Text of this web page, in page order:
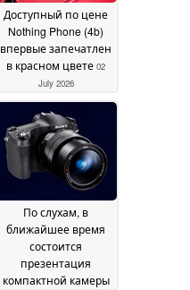
Доступный по цене
Nothing Phone (4b)
впервые запечатлен
в красном цвете 02
July 2026
По слухам, в
ближайшее время
состоится
презентация
компактной камеры